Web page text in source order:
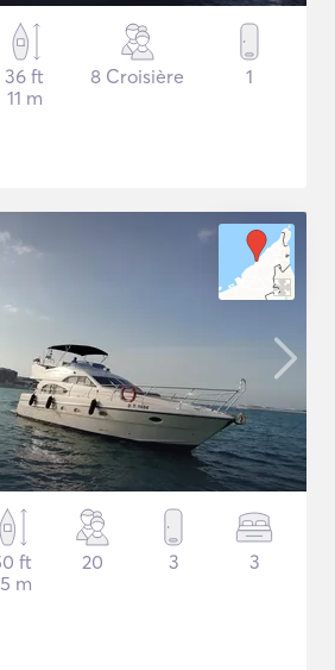
36 ft
11 m
8 Croisière 1
ft
m
20 3 3